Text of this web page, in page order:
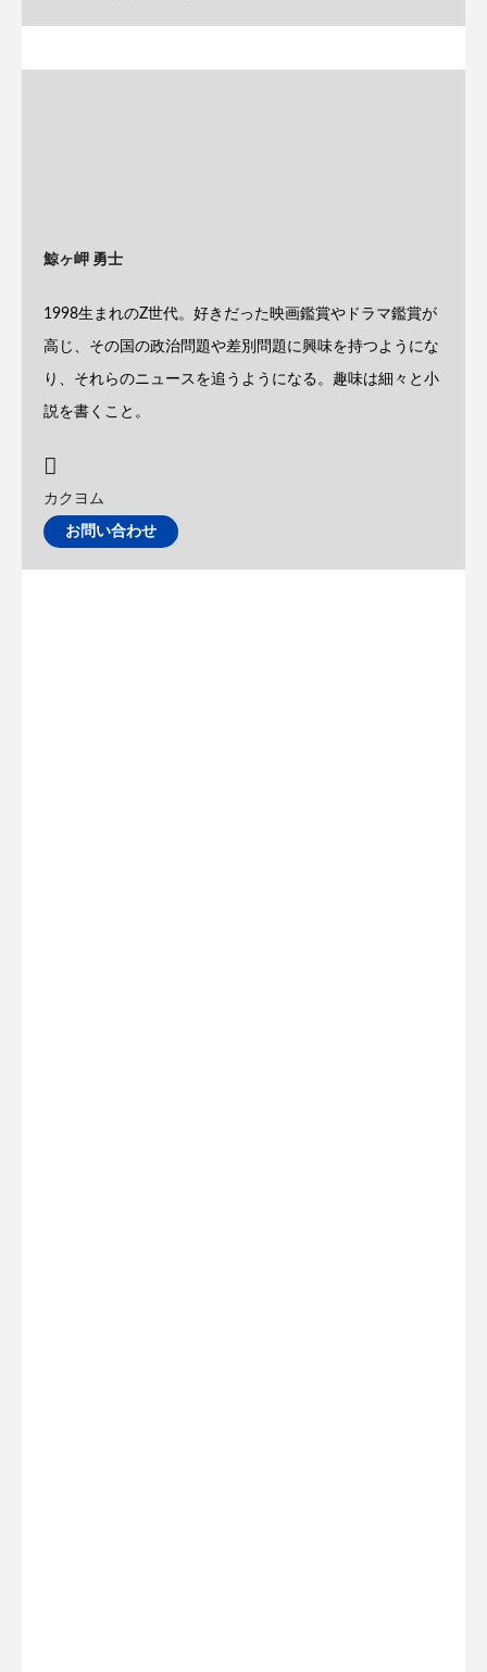
鯨ヶ岬 勇士
1998生まれのZ世代。好きだった映画鑑賞やドラマ鑑賞が
高じ、その国の政治問題や差別問題に興味を持つようにな
り、それらのニュースを追うようになる。趣味は細々と小
説を書くこと。
カクヨム
お問い合わせ